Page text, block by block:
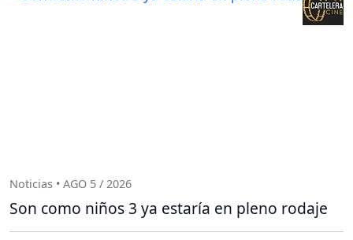
Noticias • AGO 5 / 2026
Son como niños 3 ya estaría en pleno rodaje